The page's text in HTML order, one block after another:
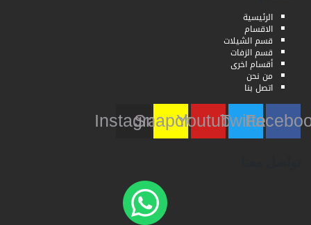
الرئيسية
الاقسام
قسم الشيلات
قسم الزفات
أقسام اخرى
من نحن
اتصل بنا
Twitter
Youtube
Snapchat
Instagram